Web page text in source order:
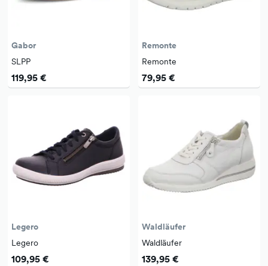
Gabor
SLPP
119,95 €
Remonte
Remonte
79,95 €
Legero
Legero
109,95 €
Waldläufer
Waldläufer
139,95 €